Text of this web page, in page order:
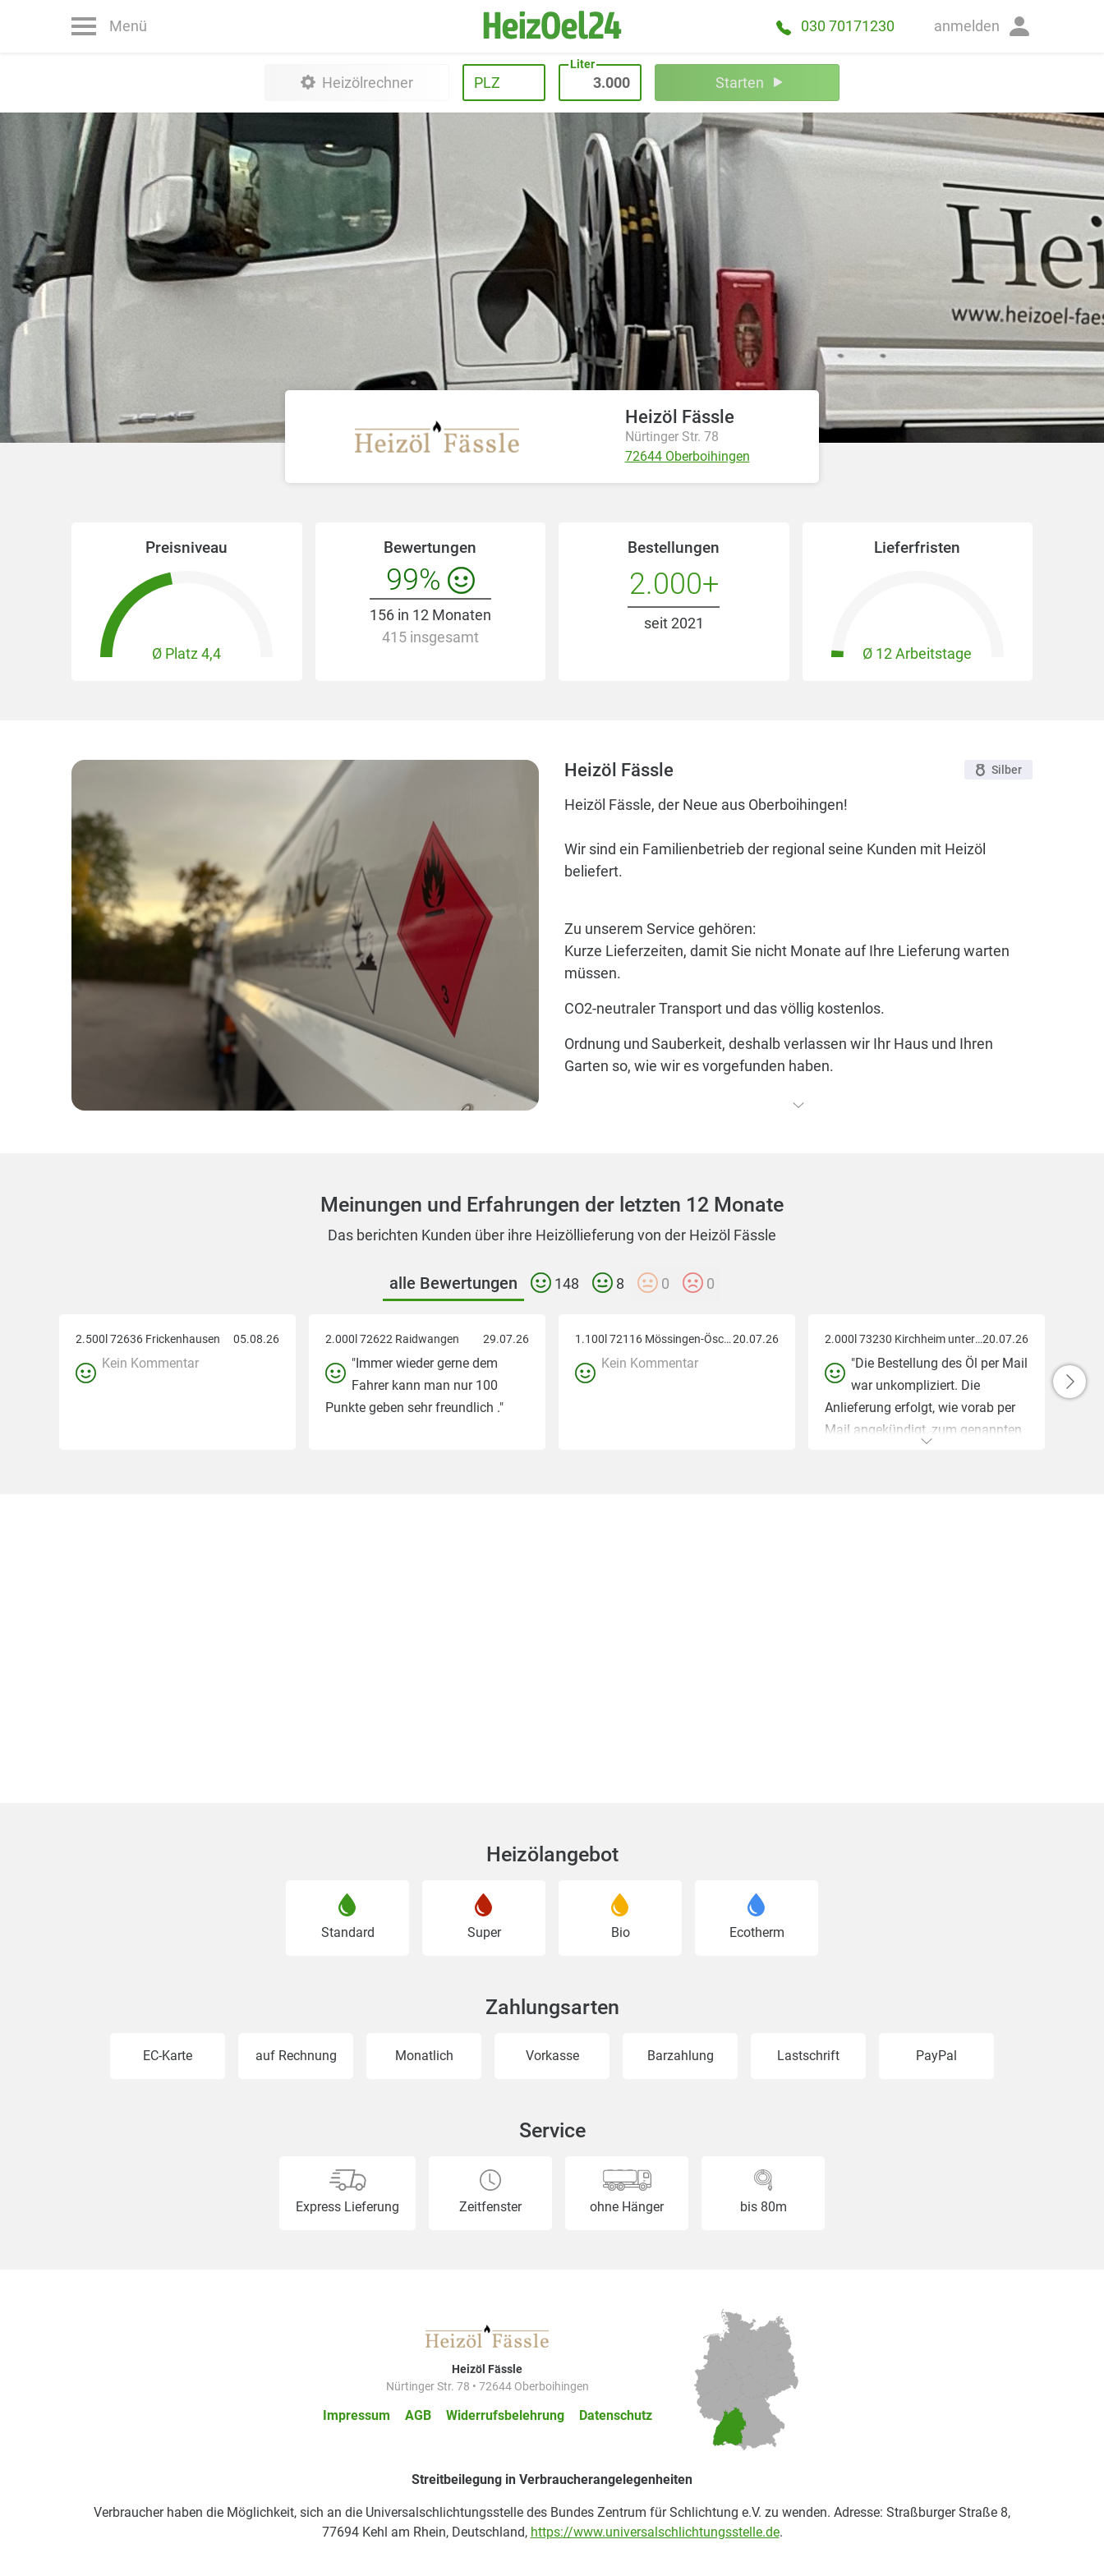
Menü 030 70171230 anmelden
Heizölrechner PLZ
Liter
Starten
Heizöl Fässle
Nürtinger Str. 78
72644 Oberboihingen
Bewertungen
99%
156 in 12 Monaten
415 insgesamt
Bestellungen
2.000+
seit 2021
Preisniveau
Ø Platz4,4
Lieferfristen
Ø 12 Arbeitstage
Silber
Heizöl Fässle
Heizöl Fässle, der Neue aus Oberboihingen!
Wir sind ein Familienbetrieb der regional seine Kunden mit Heizöl
beliefert.
Zu unserem Service gehören:
Kurze Lieferzeiten, damit Sie nicht Monate auf Ihre Lieferung warten
müssen.
CO2-neutraler Transport und das völlig kostenlos.
Ordnung und Sauberkeit, deshalb verlassen wir Ihr Haus und Ihren
Garten so, wie wir es vorgefunden haben.
Meinungen und Erfahrungen der letzten 12 Monate
Das berichten Kunden über ihre Heizöllieferung von der Heizöl Fässle
alle Bewertungen 148 8 0 0
2.500l 72636 Frickenhausen 05.08.26
Kein Kommentar
2.000l 72622 Raidwangen 29.07.26
"Immer wieder gerne dem
Fahrer kann man nur 100
Punkte geben sehr freundlich ."
1.100l 72116 Mössingen-Öschingen20.07.26
Kein Kommentar
2.000l 73230 Kirchheim unter Teck20.07.26
"Die Bestellung des Öl per Mail
war unkompliziert. Die
Anlieferung erfolgt, wie vorab per
Mail angekündigt, zum genannten
Heizölangebot
Standard Super Bio Ecotherm
Zahlungsarten
EC-Karte auf Rechnung Monatlich Vorkasse Barzahlung Lastschrift PayPal
Service
Express Lieferung Zeitfenster ohne Hänger bis 80m
Heizöl Fässle
Nürtinger Str. 78 • 72644 Oberboihingen
Impressum AGB Widerrufsbelehrung Datenschutz
Streitbeilegung in Verbraucherangelegenheiten
Verbraucher haben die Möglichkeit, sich an die Universalschlichtungsstelle des Bundes Zentrum für Schlichtung e.V. zu wenden. Adresse: Straßburger Straße 8,
77694 Kehl am Rhein, Deutschland, https://www.universalschlichtungsstelle.de.